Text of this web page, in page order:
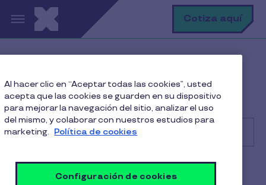
Pasar al contenido principal Cotiza aquí
Administrando mi cuenta Pluxee
¿Cómo puedo actualizar mis datos o contraseña?
Buscar
Al hacer clic en “Aceptar todas las cookies”, usted
acepta que las cookies se guarden en su dispositivo
para mejorar la navegación del sitio, analizar el uso
del mismo, y colaborar con nuestros estudios para
marketing. Política de cookies
Configuración de cookies